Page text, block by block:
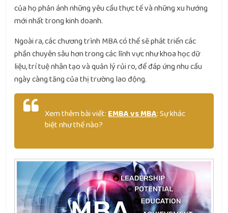
của họ phản ánh những yêu cầu thực tế và những xu hướng
mới nhất trong kinh doanh.
Ngoài ra, các chương trình MBA có thể sẽ phát triển các
phần chuyên sâu hơn trong các lĩnh vực như khoa học dữ
liệu, trí tuệ nhân tạo và quản lý rủi ro, để đáp ứng nhu cầu
ngày càng tăng của thị trường lao động.
Xem thêm bài viết:EMBA vs MBA: Sự khác
biệt như thế nào?